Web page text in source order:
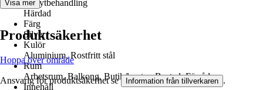
Yta/ytbehandling
Härdad
Färg
Silver
Kulör
Aluminium, Rostfritt stål
Rum
Arbetsrum, Balkong, Butik/kontor, Bostad, Förråd
Innehåll
Visa mer
Produktsäkerhet
Hoppa över område
Ansvarig för produktsäkerhet se Information från tillverkaren .